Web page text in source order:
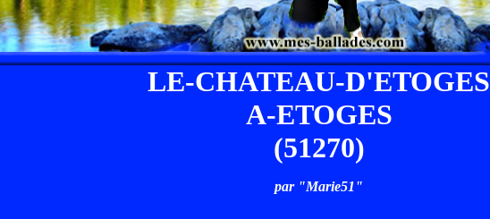
LE-CHATEAU-D'ETOGES
A-ETOGES
(51270)
par "Marie51"